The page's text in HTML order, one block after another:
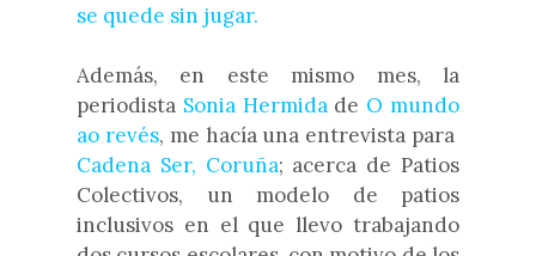
se quede sin jugar.
Además, en este mismo mes, la
periodista Sonia Hermidade O mundo
ao revés, me hacía una entrevista para
Cadena Ser, Coruña; acerca de Patios
Colectivos, un modelo de patios
inclusivos en el que llevo trabajando